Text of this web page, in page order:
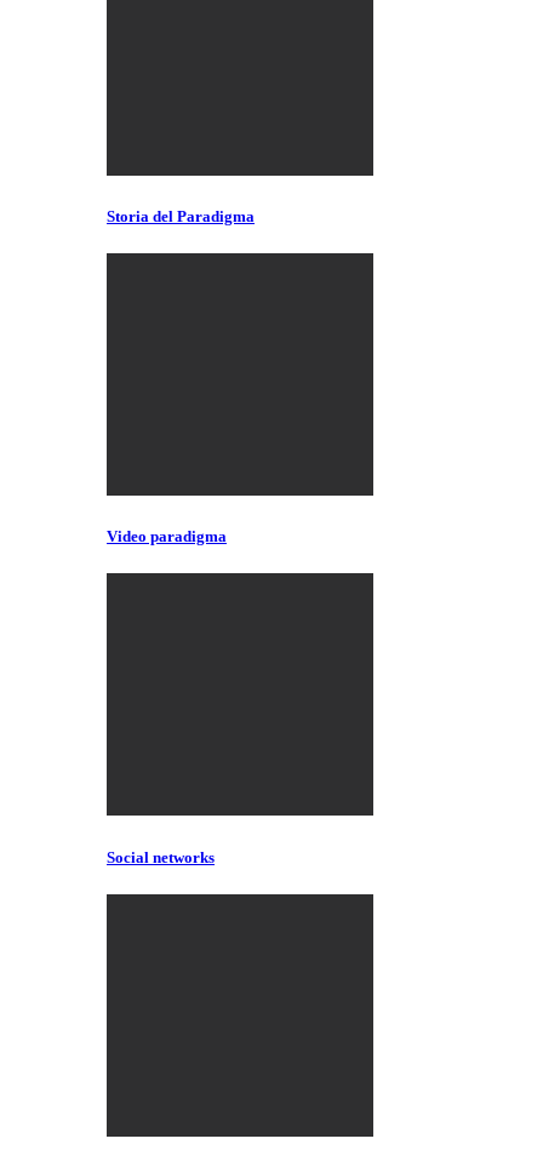
Storia del Paradigma
Video paradigma
Social networks